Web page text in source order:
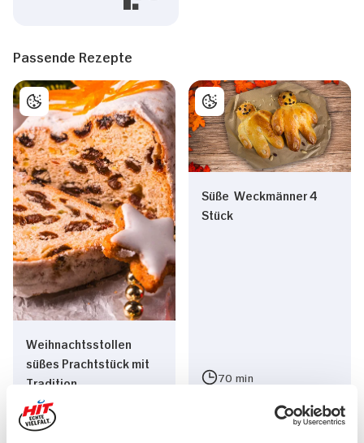
Passende Rezepte
Weihnachtsstollen
süßes Prachtstück mit
Tradition
120 min
Mittel
Süße Weckmänner 4
Stück
70 min